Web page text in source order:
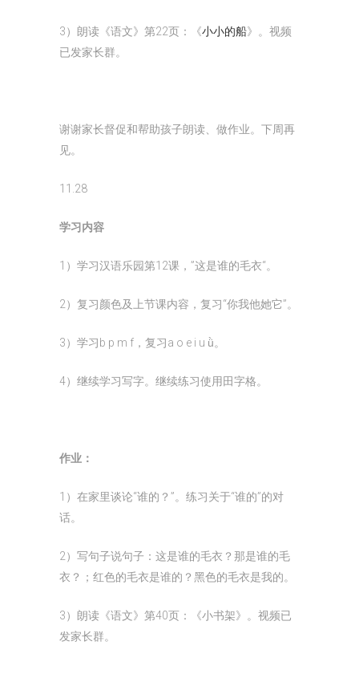
3）朗读《语文》第22页：《小小的船》。视频
已发家长群。
谢谢家长督促和帮助孩子朗读、做作业。下周再
见。
11.28
学习内容
1）学习汉语乐园第12课，”这是谁的毛衣“。
2）复习颜色及上节课内容，复习“你我他她它”。
3）学习b p m f，复习a o e i u ǜ。
4）继续学习写字。继续练习使用田字格。
作业：
1）在家里谈论“谁的？”。练习关于“谁的”的对
话。
2）写句子说句子：这是谁的毛衣？那是谁的毛
衣？；红色的毛衣是谁的？黑色的毛衣是我的。
3）朗读《语文》第40页：《小书架》。视频已
发家长群。